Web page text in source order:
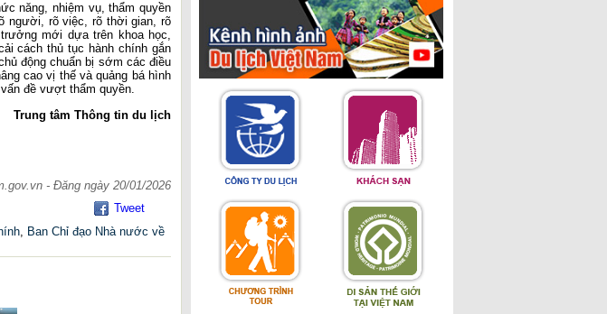
năng, nhiệm vụ, thẩm quyền
người, rõ việc, rõ thời gian, rõ
mới dựa trên khoa học,
cách thủ tục hành chính gắn
động chuẩn bị sớm các điều
cao vị thế và quảng bá hình
đề vượt thẩm quyền.
Trung tâm Thông tin du lịch
- Đăng ngày 20/01/2026
Tweet
Ban Chỉ đạo Nhà nước về